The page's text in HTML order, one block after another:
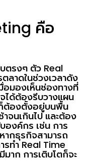
คือ
ตรงๆ ตัว Real
ลาดในช่วงเวลาดัง
อมองเห็นช่องทางที่
ได้ต้องรีบวางแผน
ต้องตั้งอยู่บนพื้น
าจนเกินไป และต้อง
งค์กร เช่น การ
ากธุรกิจสามารถ
รทำReal Time
าก การเติบโตก็จะ